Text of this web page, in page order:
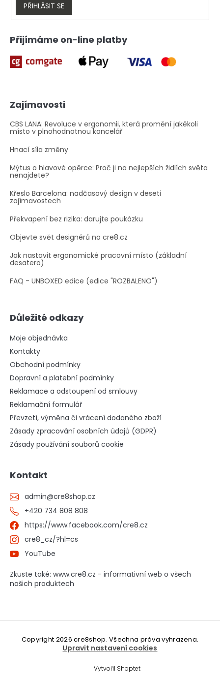
s
PŘIHLÁSIT SE
Přijímáme on-line platby
Zajímavosti
CBS LANA: Revoluce v ergonomii, která promění jakékoli
místo v plnohodnotnou kancelář
Hnací síla změny
Mýtus o hlavové opěrce: Proč ji na nejlepších židlích světa
nenajdete?
Křeslo Barcelona: nadčasový design v deseti
zajímavostech
Překvapení bez rizika: darujte poukázku
Objevte svět designérů na cre8.cz
Jak nastavit ergonomické pracovní místo (základní
desatero)
FAQ - UNBOXED edice (edice "ROZBALENO")
Důležité odkazy
Moje objednávka
Kontakty
Obchodní podmínky
Dopravní a platební podmínky
Reklamace a odstoupení od smlouvy
Reklamační formulář
Převzetí, výměna či vrácení dodaného zboží
Zásady zpracování osobních údajů (GDPR)
Zásady používání souborů cookie
Kontakt
admin@cre8shop.cz
+420 734 808 808
https://www.facebook.com/cre8.cz
cre8_cz/?hl=cs
YouTube
Zkuste také: www.cre8.cz - informativní web o všech
našich produktech
Vytvořil Shoptet
Copyright 2026cre8shop. Všechna práva vyhrazena.
Upravit nastavení cookies